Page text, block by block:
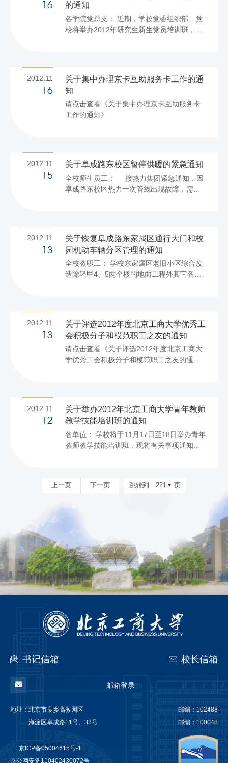
16
的通知
各学院党总支： 近期，学校党委组织部、党
校将举办2012年研究生新生党员培训班，具
2012年11月16日
...
2012.11
16
关于集中办理京卡互助服务卡工作的通
知
请点击查看《关于集中办理京卡互助服务卡
工作的通知》
2012.11
15
关于阜成路东校区暂停供暖的紧急通知
全校师生员工： 接热力集团紧急通知，因
阜成路东校区热力一次管线出现故障，需暂
后勤管理处 ...
2012.11
13
关于恢复阜成路东家属区通行大门和校
园机动车辆分区管理的通知
全校教职工： 学校东家属区老旧小区综合改
造除轻甲4、5两个楼的地面工程外其它各项
区北门和南门，恢复开通东家属区西门。 从
11月19日（星期一）凌晨零时起，学校车辆
管理恢复正常，即办理了家属区车辆出入证
的车辆只能停放在家属区，不再允许进入校
2012.11
13
关于评选2012年度北京工商大学优秀工
会积极分子和模范职工之友的通知
请点击查看《关于评选2012年度北京工商大
学优秀工会积极分子和模范职工之友的通
2012.11
12
关于举办2012年北京工商大学青年教师
教学技能培训班的通知
各单位： 学校将于11月17日至18日举办青年
教师教学技能培训班，现将有关事项通知如
车，周五下午良乡校区和阜成路校区7、8节
注明。 三、请务必带上身份证，上车后交给
假，请相关教师务必准时参加，并请各单位
将参加培训人员报名表电子版于11月15日中
午12点前发至人事处邮箱：rsc@p...
上一页 下一页 跳转到 221 页
书记信箱 校长信箱
邮箱登录
地址： 北京市良乡高教园区
邮编：102488
海淀区阜成路11号、33号
邮编：100048
京ICP备05004615号-1
京公网安备110402430072号